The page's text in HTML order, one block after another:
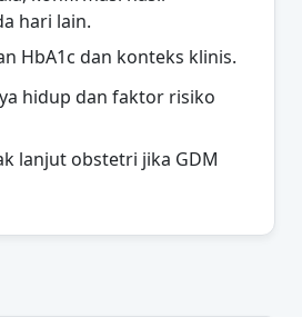
hari lain.
HbA1c dan konteks klinis.
hidup dan faktor risiko
lanjut obstetri jika GDM